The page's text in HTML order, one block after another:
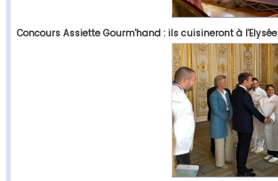
Concours Assiette Gourm'hand : ils cuisineront à l'Elysée